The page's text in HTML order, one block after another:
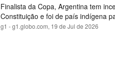
Finalista da Copa, Argentina tem
Constituição e foi de país indígena
g1 - g1.globo.com, 19 de Jul de 2026